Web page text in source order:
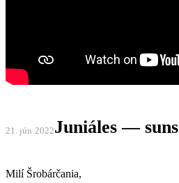
21. jún 2022Juniáles —
Milí Šrobárčania,